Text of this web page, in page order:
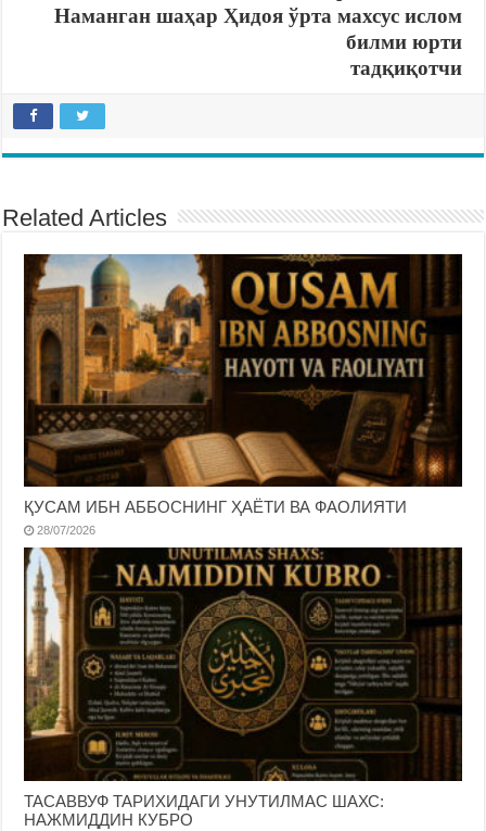
Наманган шаҳар Ҳидоя ўрта махсус ислом
билми юрти
тадқиқотчи
Related Articles
ҚУСАМ ИБН АББОСНИНГ ҲАЁТИ ВА ФАОЛИЯТИ
28/07/2026
ТАСАВВУФ ТАРИХИДАГИ УНУТИЛМАС ШАХС:
НАЖМИДДИН КУБРО